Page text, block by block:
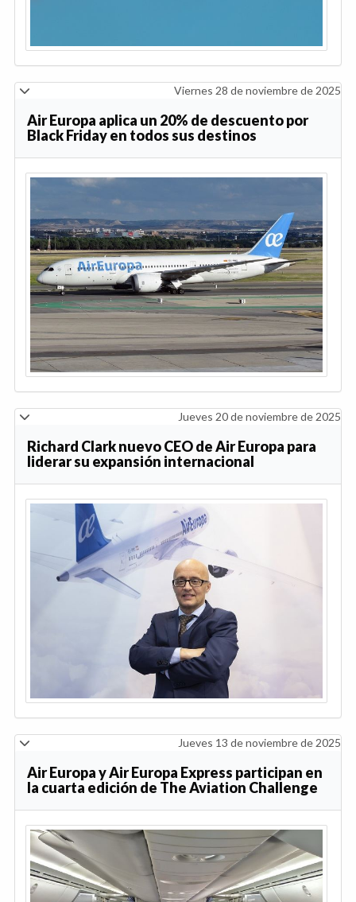
Viernes 28 de noviembre de 2025
Air Europa aplica un 20% de descuento por
Black Friday en todos sus destinos
Jueves 20 de noviembre de 2025
Richard Clark nuevo CEO de Air Europa para
liderar su expansión internacional
Jueves 13 de noviembre de 2025
Air Europa y Air Europa Express participan en
la cuarta edición de The Aviation Challenge